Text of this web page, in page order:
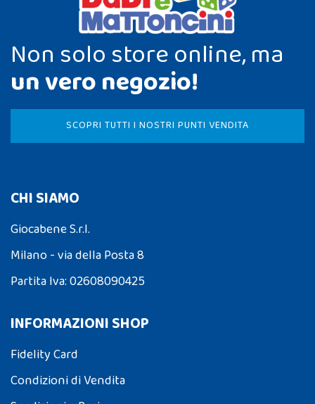
Non solo store online, ma
un vero negozio!
SCOPRI TUTTI I NOSTRI PUNTI VENDITA
CHI SIAMO
Giocabene S.r.l.
Milano - via della Posta 8
Partita Iva: 02608090425
INFORMAZIONI SHOP
Fidelity Card
Condizioni di Vendita